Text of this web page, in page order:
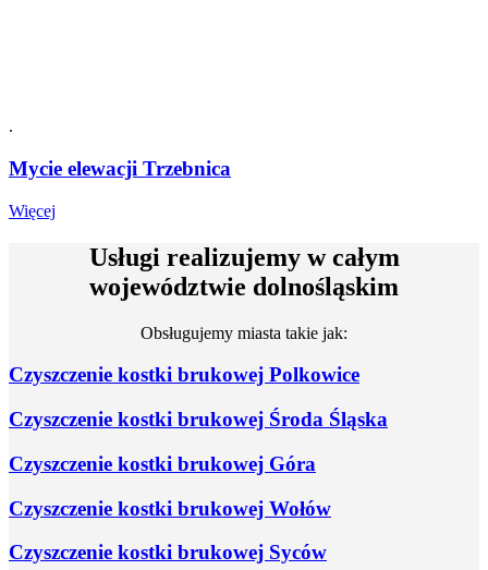
.
Mycie elewacji Trzebnica
Więcej
Trzebnica
Usługi realizujemy wcałym
województwie dolnośląskim
Obsługujemy miasta takie jak:
Czyszczenie kostki brukowej Polkowice
Czyszczenie kostki brukowej Środa Śląska
Czyszczenie kostki brukowej Góra
Czyszczenie kostki brukowej Wołów
Czyszczenie kostki brukowej Syców